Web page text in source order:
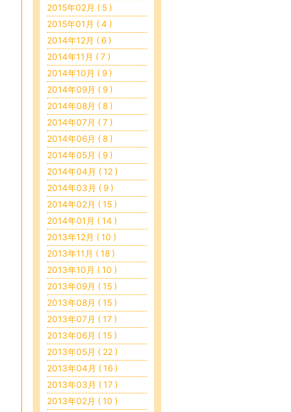
2015年02月 ( 5 )
2015年01月 ( 4 )
2014年12月 ( 6 )
2014年11月 ( 7 )
2014年10月 ( 9 )
2014年09月 ( 9 )
2014年08月 ( 8 )
2014年07月 ( 7 )
2014年06月 ( 8 )
2014年05月 ( 9 )
2014年04月 ( 12 )
2014年03月 ( 9 )
2014年02月 ( 15 )
2014年01月 ( 14 )
2013年12月 ( 10 )
2013年11月 ( 18 )
2013年10月 ( 10 )
2013年09月 ( 15 )
2013年08月 ( 15 )
2013年07月 ( 17 )
2013年06月 ( 15 )
2013年05月 ( 22 )
2013年04月 ( 16 )
2013年03月 ( 17 )
2013年02月 ( 10 )